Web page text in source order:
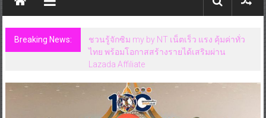
Breaking News:
ชวนรู้จักซิม my by NT เน็ตเร็ว แรง คุ้มค่าทั่ว
ไทย พร้อมโอกาสสร้างรายได้เสริมผ่าน
Lazada Affiliate